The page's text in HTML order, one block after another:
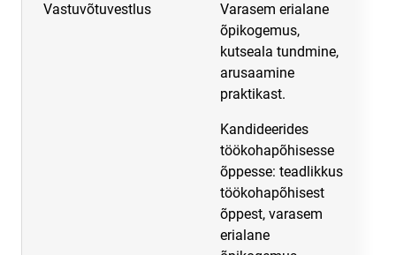
Vastuvõtuvestlus
Varasem erialane
õpikogemus,
kutseala tundmine,
arusaamine
praktikast.
Kandideerides
töökohapõhisesse
õppesse: teadlikkus
töökohapõhisest
õppest, varasem
erialane